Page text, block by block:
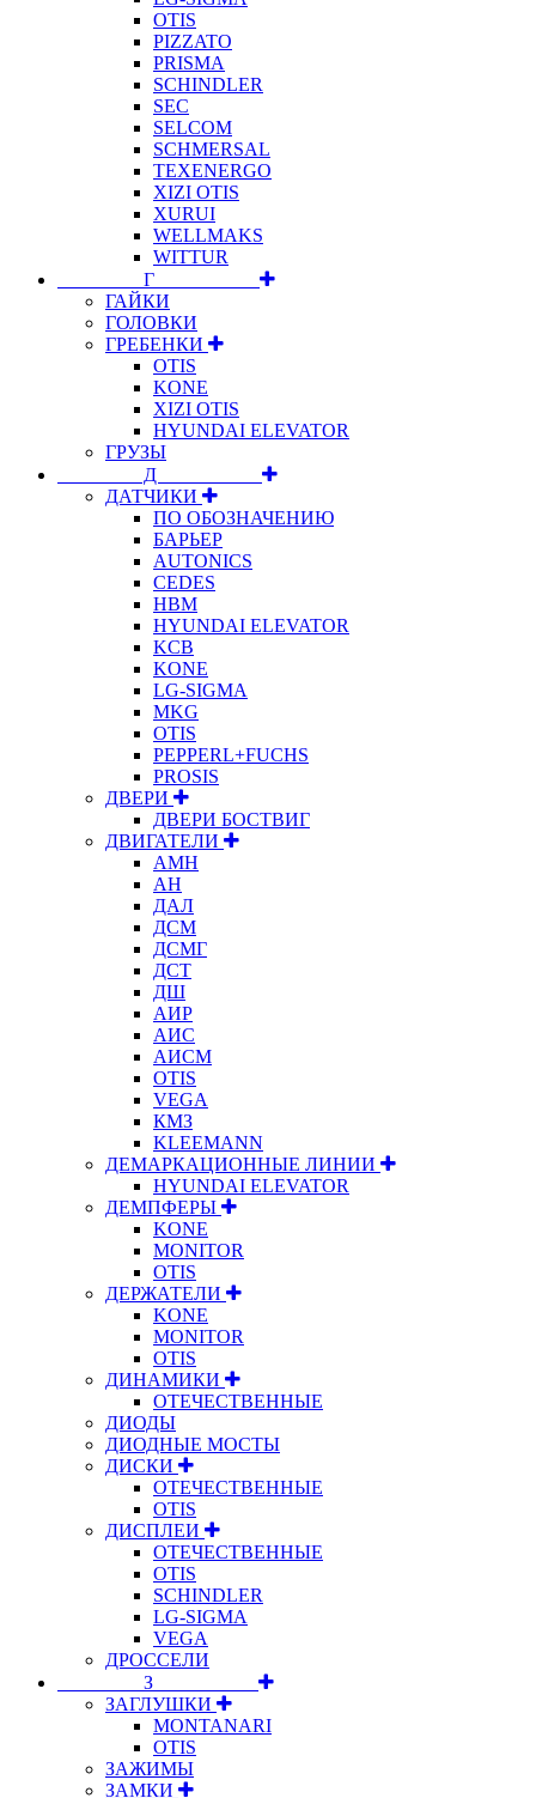
OTIS
PIZZATO
PRISMA
SCHINDLER
SEC
SELCOM
SCHMERSAL
TEXENERGO
XIZI OTIS
XURUI
WELLMAKS
WITTUR
⠀⠀⠀⠀⠀⠀Г⠀⠀⠀⠀⠀⠀⠀
ГАЙКИ
ГОЛОВКИ
ГРЕБЕНКИ
OTIS
KONE
XIZI OTIS
HYUNDAI ELEVATOR
ГРУЗЫ
⠀⠀⠀⠀⠀⠀Д⠀⠀⠀⠀⠀⠀⠀
ДАТЧИКИ
ПО ОБОЗНАЧЕНИЮ
БАРЬЕР
AUTONICS
CEDES
HBM
HYUNDAI ELEVATOR
KCB
KONE
LG-SIGMA
MKG
OTIS
PEPPERL+FUCHS
PROSIS
ДВЕРИ
ДВЕРИ БОСТВИГ
ДВИГАТЕЛИ
АМН
АН
ДАЛ
ДСМ
ДСМГ
ДСТ
ДШ
АИР
АИС
АИСМ
OTIS
VEGA
КМЗ
KLEEMANN
ДЕМАРКАЦИОННЫЕ ЛИНИИ
HYUNDAI ELEVATOR
ДЕМПФЕРЫ
KONE
MONITOR
OTIS
ДЕРЖАТЕЛИ
KONE
MONITOR
OTIS
ДИНАМИКИ
ОТЕЧЕСТВЕННЫЕ
ДИОДЫ
ДИОДНЫЕ МОСТЫ
ДИСКИ
ОТЕЧЕСТВЕННЫЕ
OTIS
ДИСПЛЕИ
ОТЕЧЕСТВЕННЫЕ
OTIS
SCHINDLER
LG-SIGMA
VEGA
ДРОССЕЛИ
⠀⠀⠀⠀⠀⠀З⠀⠀⠀⠀⠀⠀⠀
ЗАГЛУШКИ
MONTANARI
OTIS
ЗАЖИМЫ
ЗАМКИ